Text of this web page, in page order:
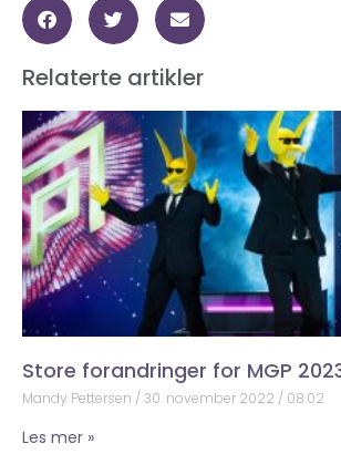
Relaterte artikler
Store forandringer for MGP
Mandy Pettersen 30. november 2022 08:02
Les mer »